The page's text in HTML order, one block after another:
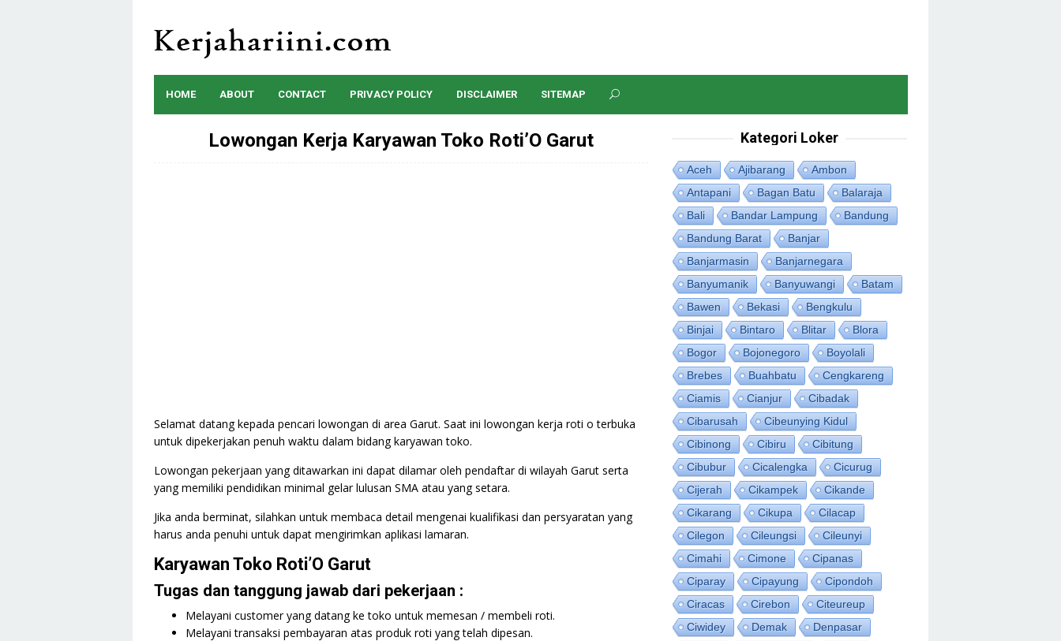
content
HOME ABOUT CONTACT PRIVACY POLICY DISCLAIMER SITEMAP
Lowongan Kerja Karyawan Toko Roti’O Garut
Selamat datang kepada pencari lowongan di area Garut. Saat ini lowongan kerja roti o terbuka
untuk dipekerjakan penuh waktu dalam bidang karyawan toko.
Lowongan pekerjaan yang ditawarkan ini dapat dilamar oleh pendaftar di wilayah Garut serta
yang memiliki pendidikan minimal gelar lulusan SMA atau yang setara.
Jika anda berminat, silahkan untuk membaca detail mengenai kualifikasi dan persyaratan yang
harus anda penuhi untuk dapat mengirimkan aplikasi lamaran.
Karyawan Toko Roti’O Garut
Tugas dan tanggung jawab dari pekerjaan :
Melayani customer yang datang ke toko untuk memesan / membeli roti.
Melayani transaksi pembayaran atas produk roti yang telah dipesan.
Kategori Loker
Aceh Ajibarang
Ambon
Antapani
Bagan Batu
Balaraja
Bali
Bandar Lampung
Bandung
Bandung Barat
Banjar
Banjarmasin
Banjarnegara
Banyumanik
Banyuwangi
Batam
Bawen
Bekasi
Bengkulu
Binjai
Bintaro Blitar
Blora
Bogor
Bojonegoro
Boyolali
Brebes
Buahbatu
Cengkareng
Ciamis
Cianjur
Cibadak
Cibarusah
Cibeunying Kidul
Cibinong
Cibiru
Cibitung
Cibubur
Cicalengka
Cicurug
Cijerah
Cikampek
Cikande
Cikarang
Cikupa
Cilacap
Cilegon
Cileungsi
Cileunyi
Cimahi
Cimone
Cipanas
Ciparay
Cipayung
Cipondoh
Ciracas
Cirebon
Citeureup
Ciwidey
Demak
Denpasar